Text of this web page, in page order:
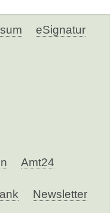
eSignatur
Amt24
Newsletter